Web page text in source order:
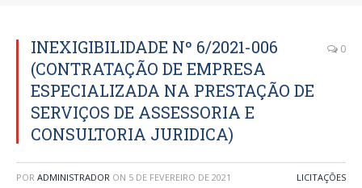
INEXIGIBILIDADE Nº 6/2021-006
(CONTRATAÇÃO DE EMPRESA
ESPECIALIZADA NA PRESTAÇÃO DE
SERVIÇOS DE ASSESSORIA E
CONSULTORIA JURIDICA)
0
POR ADMINISTRADOR ON 5 DE FEVEREIRO DE 2021 LICITAÇÕES